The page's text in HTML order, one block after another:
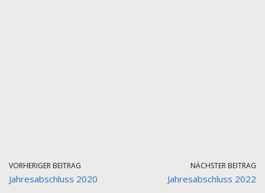
VORHERIGER BEITRAG
Jahresabschluss 2020
NÄCHSTER BEITRAG
Jahresabschluss 2022